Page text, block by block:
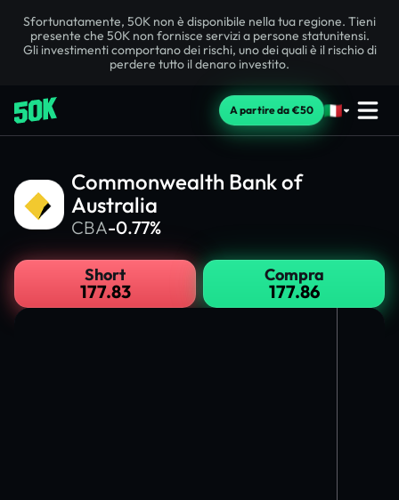
Sfortunatamente, 50K non è disponibile nella tua regione. Tieni
presente che 50K non fornisce servizi a persone statunitensi.
Gli investimenti comportano dei rischi, uno dei quali è il rischio di
perdere tutto il denaro investito.
A partire da €50
Commonwealth Bank of
Australia
CBA-0.77%
Short
177.83
Compra
177.86